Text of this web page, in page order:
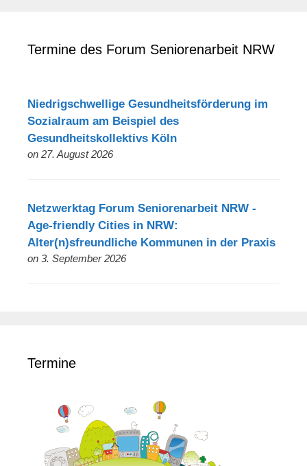
Termine des Forum Seniorenarbeit NRW
Niedrigschwellige Gesundheitsförderung im
Sozialraum am Beispiel des
Gesundheitskollektivs Köln
on 27. August 2026
Netzwerktag Forum Seniorenarbeit NRW -
Age-friendly Cities in NRW:
Alter(n)sfreundliche Kommunen in der Praxis
on 3. September 2026
Termine